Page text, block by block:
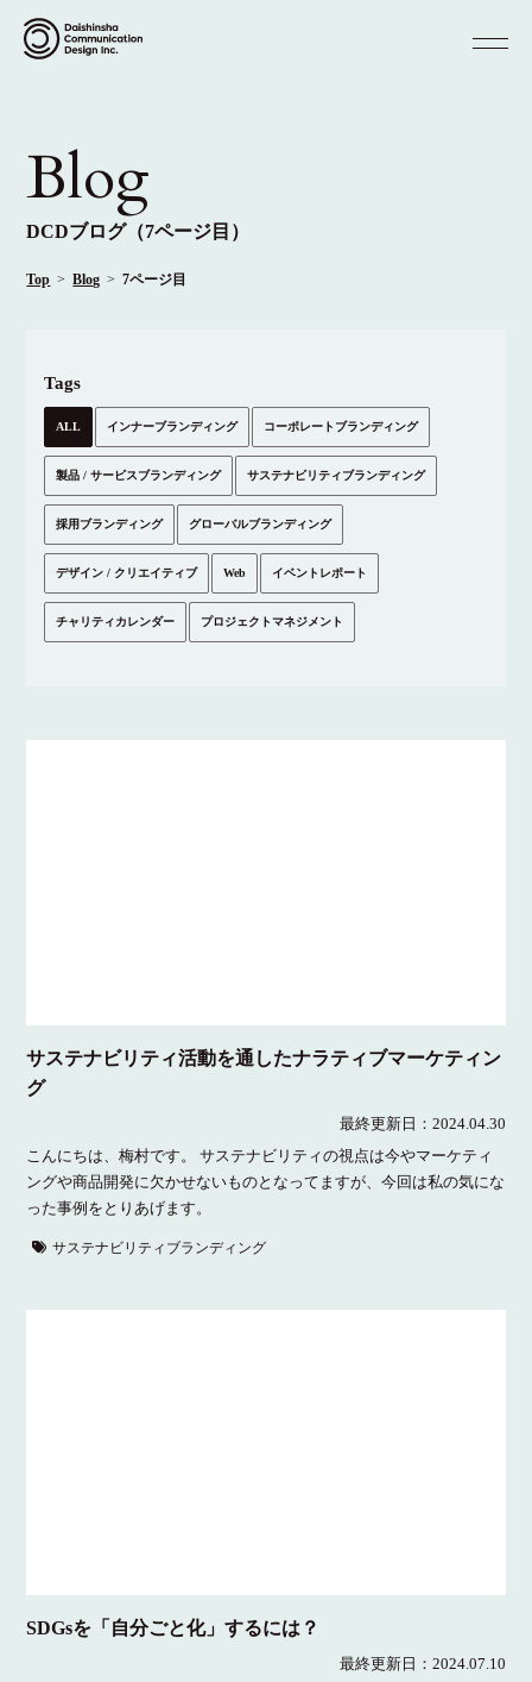
Blog
DCDブログ（7ページ目）
Top Blog 7ページ目
Tags
ALL インナーブランディング コーポレートブランディング
製品 / サービスブランディング サステナビリティブランディング
採用ブランディング グローバルブランディング
デザイン / クリエイティブ Web イベントレポート
チャリティカレンダー プロジェクトマネジメント
サステナビリティ活動を通したナラティブマーケティン
グ
最終更新日： 2024.04.30
こんにちは、梅村です。 サステナビリティの視点は今やマーケティ
ングや商品開発に欠かせないものとなってますが、今回は私の気にな
った事例をとりあげます。
サステナビリティブランディング
SDGsを「自分ごと化」するには？
最終更新日： 2024.07.10